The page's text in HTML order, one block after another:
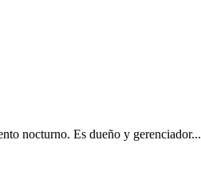
nocturno. Es dueño y gerenciador...